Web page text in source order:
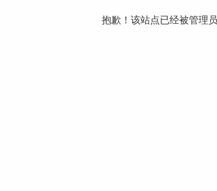
抱歉！该站点已经被管理